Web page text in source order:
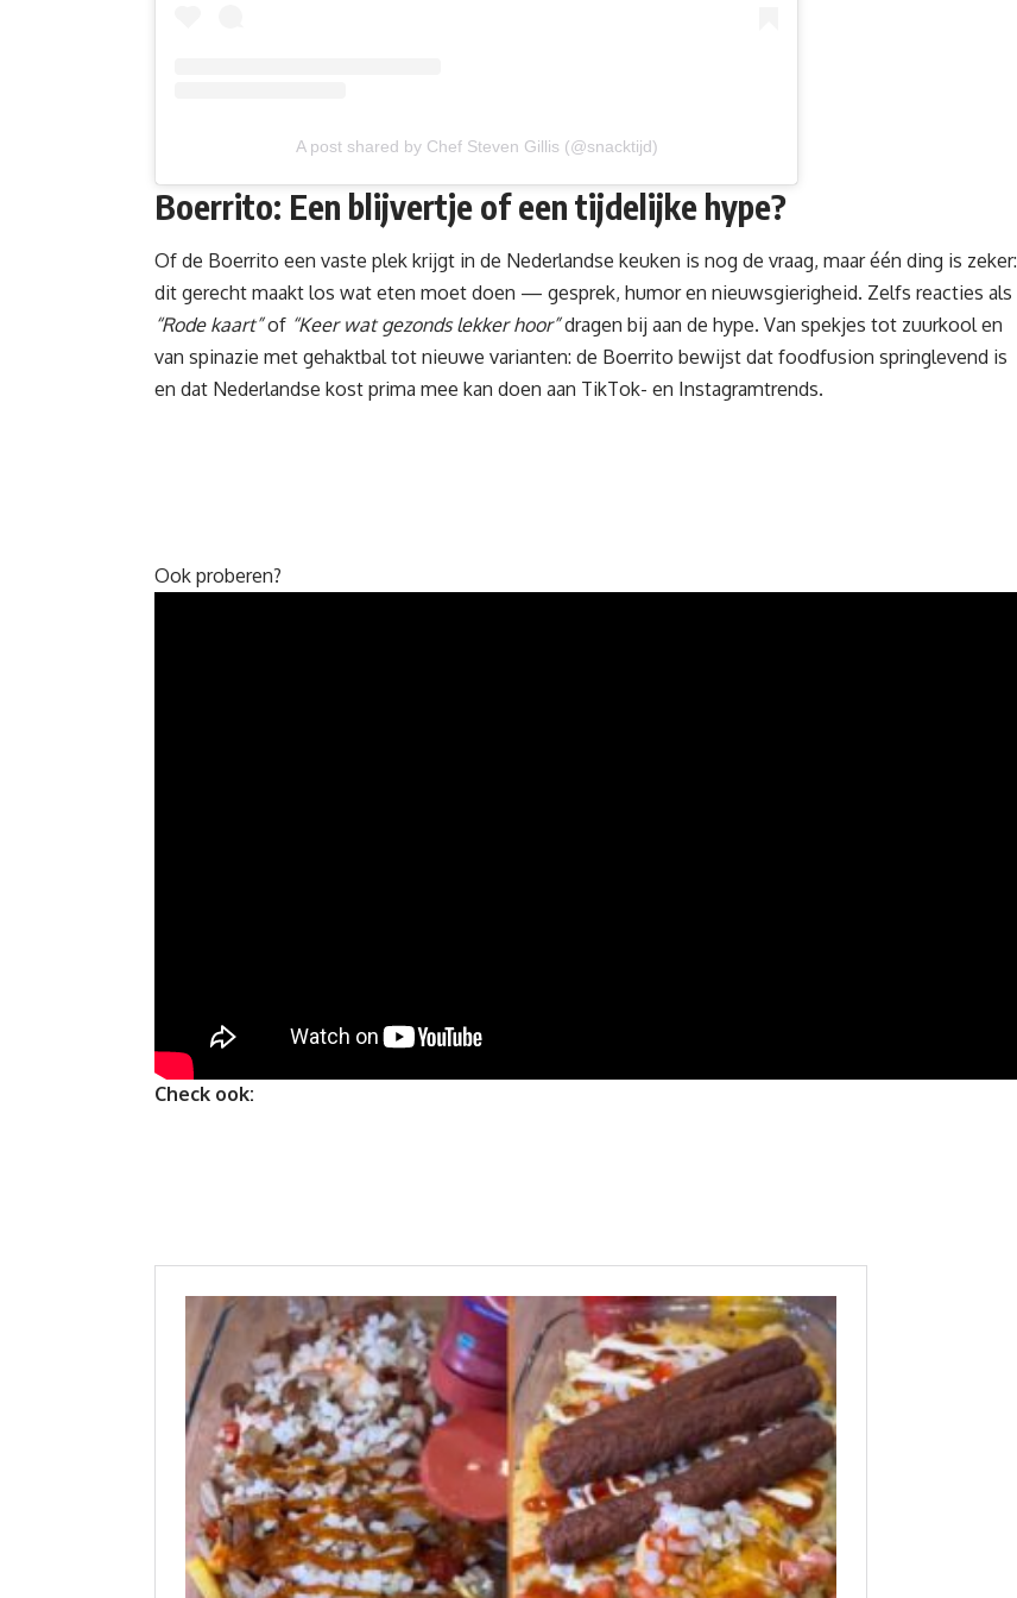
A post shared by Chef Steven Gillis (@snacktijd)
Boerrito: Een blijvertje of een tijdelijke hype?
Of de Boerrito een vaste plek krijgt in de Nederlandse keuken is nog de vraag, maar één ding is zeker:
dit gerecht maakt los wat eten moet doen — gesprek, humor en nieuwsgierigheid. Zelfs reacties als
“Rode kaart”of “Keer wat gezonds lekker hoor”dragen bij aan de hype. Van spekjes tot zuurkool en
van spinazie met gehaktbal tot nieuwe varianten: de Boerrito bewijst dat foodfusion springlevend is
en dat Nederlandse kost prima mee kan doen aan TikTok- en Instagramtrends.
Ook proberen?
Check ook: